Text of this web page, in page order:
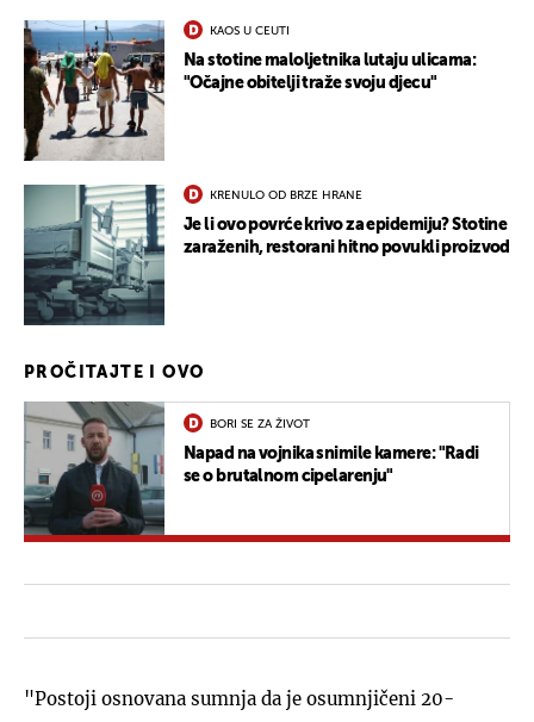
KAOS U CEUTI
Na stotine maloljetnika lutaju ulicama:
"Očajne obitelji traže svoju djecu"
KRENULO OD BRZE HRANE
Je li ovo povrće krivo za epidemiju? Stotine
zaraženih, restorani hitno povukli proizvod
PROČITAJTE I OVO
BORI SE ZA ŽIVOT
Napad na vojnika snimile kamere: "Radi
se o brutalnom cipelarenju"
"Postoji osnovana sumnja da je osumnjičeni 20-